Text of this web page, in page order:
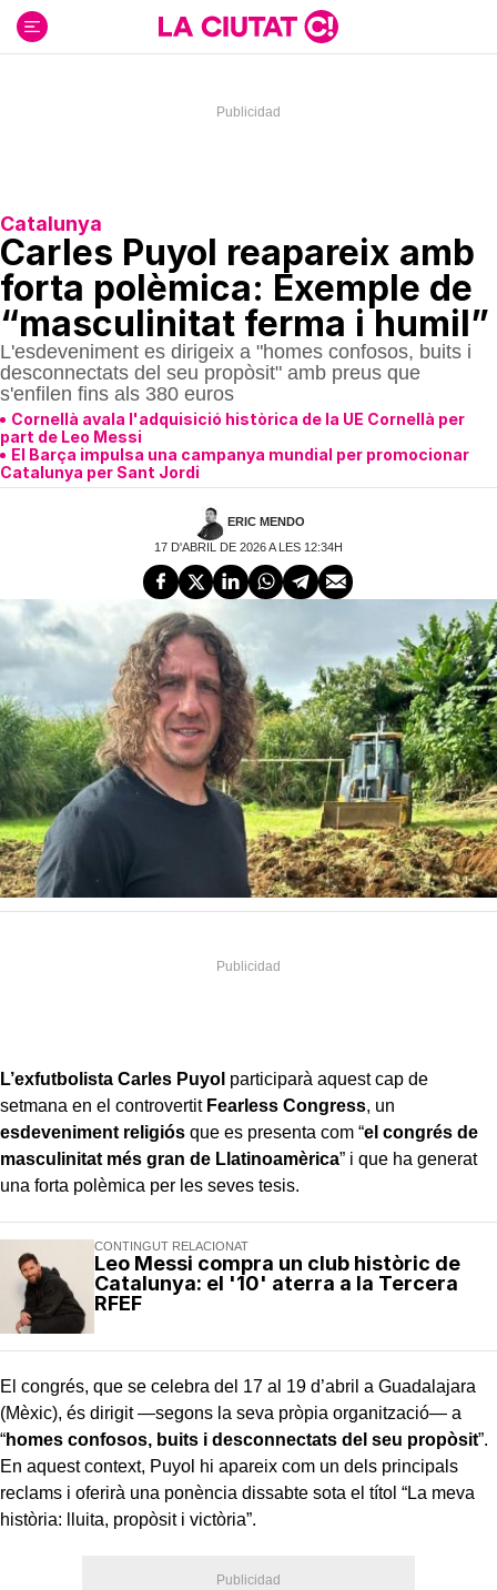
contenido
Catalunya
Carles Puyol reapareix amb
forta polèmica: Exemple de
“masculinitat ferma i humil”
L'esdeveniment es dirigeix a "homes confosos, buits i
desconnectats del seu propòsit" amb preus que
s'enfilen fins als 380 euros
Cornellà avala l'adquisició històrica de la UE Cornellà per
part de Leo Messi
El Barça impulsa una campanya mundial per promocionar
Catalunya per Sant Jordi
ERIC MENDO
17 D'ABRIL DE 2026 A LES 12:34H
L’exfutbolista Carles Puyol participarà aquest cap de
setmana en el controvertit Fearless Congress, un
esdeveniment religiós que es presenta com “el congrés de
masculinitat més gran de Llatinoamèrica” i que ha generat
una forta polèmica per les seves tesis.
CONTINGUT RELACIONAT
Leo Messi compra un club històric de
Catalunya: el '10' aterra a la Tercera
RFEF
El congrés, que se celebra del 17 al 19 d’abril a Guadalajara
(Mèxic), és dirigit —segons la seva pròpia organització— a
“homes confosos, buits i desconnectats del seu propòsit”.
En aquest context, Puyol hi apareix com un dels principals
reclams i oferirà una ponència dissabte sota el títol “La meva
història: lluita, propòsit i victòria”.